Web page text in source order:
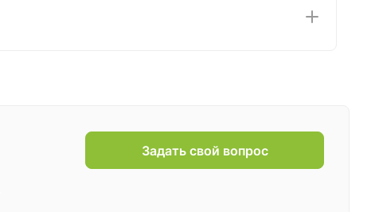
Задать свой вопрос